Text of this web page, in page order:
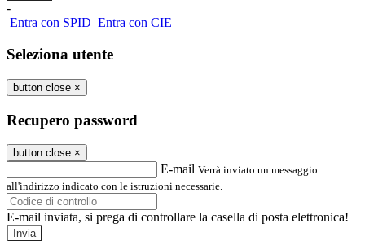
-
Entra con SPID Entra con CIE
Seleziona utente
button close ×
Recupero password
button close ×
E-mail Verrà inviato un messaggio
all'indirizzo indicato con le istruzioni necessarie.
E-mail inviata, si prega di controllare la casella di posta elettronica!